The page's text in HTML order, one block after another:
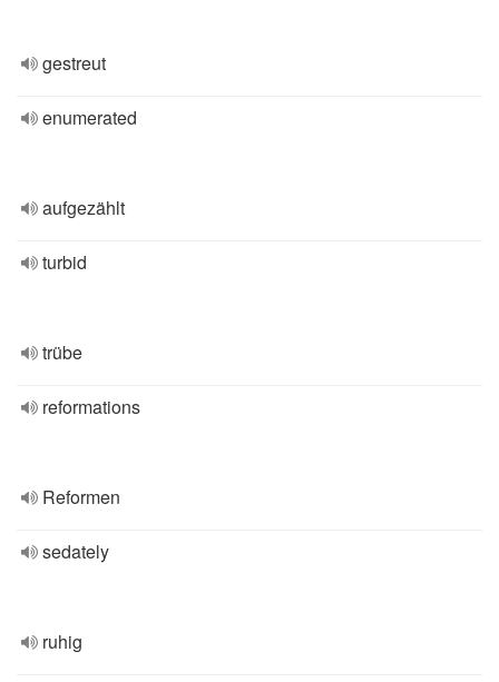
gestreut
enumerated
aufgezählt
turbid
trübe
reformations
Reformen
sedately
ruhig